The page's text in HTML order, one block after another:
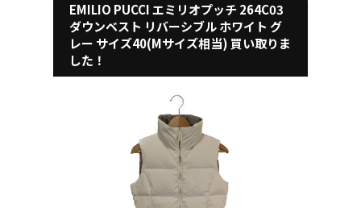
EMILIO PUCCI エミリオプッチ 264C03
ダウンベスト リバーシブル ホワイト グ
レー サイズ40(Mサイズ相当) 買い取りま
した！